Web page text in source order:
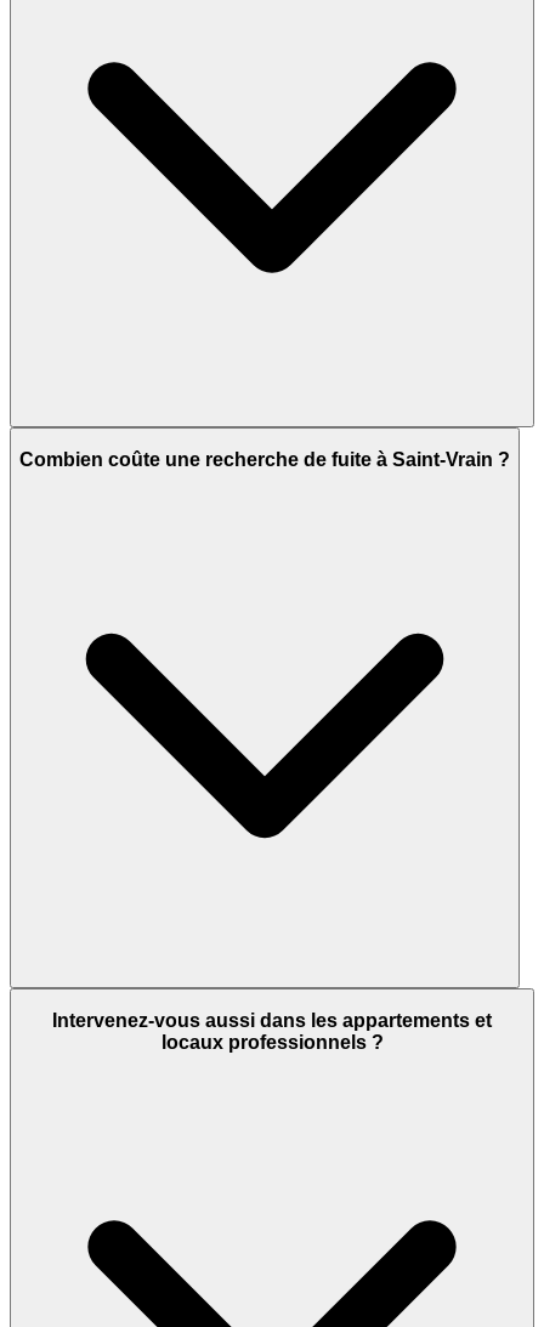
Combien coûte une recherche de fuite à Saint-Vrain ?
Intervenez-vous aussi dans les appartements et
locaux professionnels ?